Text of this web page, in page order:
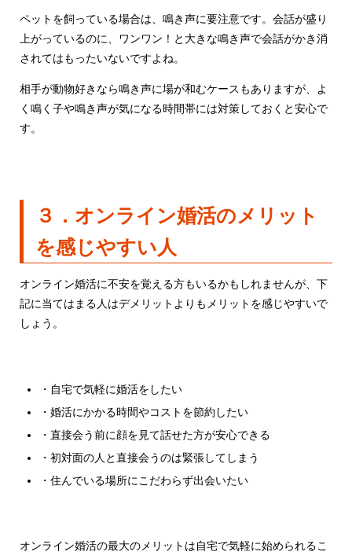
ペットを飼っている場合は、鳴き声に要注意です。会話が盛り
上がっているのに、ワンワン！と大きな鳴き声で会話がかき消
されてはもったいないですよね。
相手が動物好きなら鳴き声に場が和むケースもありますが、よ
く鳴く子や鳴き声が気になる時間帯には対策しておくと安心で
す。
３．オンライン婚活のメリット
を感じやすい人
オンライン婚活に不安を覚える方もいるかもしれませんが、下
記に当てはまる人はデメリットよりもメリットを感じやすいで
しょう。
・自宅で気軽に婚活をしたい
・婚活にかかる時間やコストを節約したい
・直接会う前に顔を見て話せた方が安心できる
・初対面の人と直接会うのは緊張してしまう
・住んでいる場所にこだわらず出会いたい
オンライン婚活の最大のメリットは自宅で気軽に始められるこ